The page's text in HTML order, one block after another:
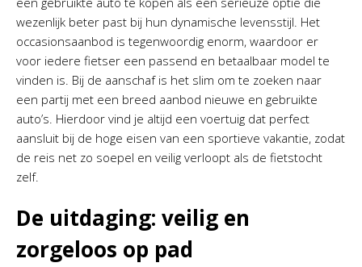
wezenlijk beter past bij hun dynamische levensstijl. Het
occasionsaanbod is tegenwoordig enorm, waardoor er
voor iedere fietser een passend en betaalbaar model te
vinden is. Bij de aanschaf is het slim om te zoeken naar
een partij met een breed aanbod nieuwe en gebruikte
auto’s. Hierdoor vind je altijd een voertuig dat perfect
aansluit bij de hoge eisen van een sportieve vakantie, zodat
de reis net zo soepel en veilig verloopt als de fietstocht
zelf.
De uitdaging: veilig en
zorgeloos op pad